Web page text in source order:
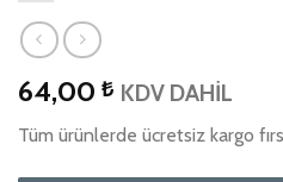
64,00 ₺ KDV DAHİL
Tüm ürünlerde ücretsiz kargo